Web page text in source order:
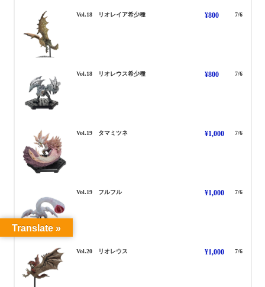
Vol.18 リオレイア希少種りおれいあ きしょうしゅ
¥800 7/6
Vol.18 リオレウス希少種りおれうす きしょうしゅ
¥800 7/6
Vol.19 タマミツネたまみつね ¥1,000 7/6
Vol.19 フルフルふるふる ¥1,000 7/6
Vol.20 リオレウス ¥1,000 7/6
Translate »